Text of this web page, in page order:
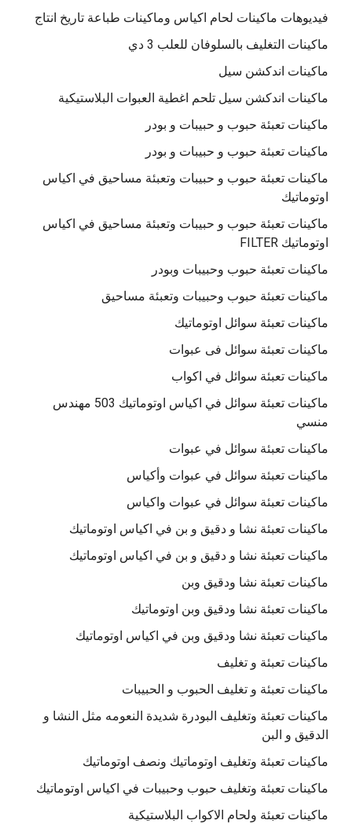
فيديوهات ماكينات لحام اكياس وماكينات طباعة تاريخ انتاج
ماكينات التغليف بالسلوفان للعلب 3 دي
ماكينات اندكشن سيل
ماكينات اندكشن سيل تلحم اغطية العبوات البلاستيكية
ماكينات تعبئة حبوب و حبيبات و بودر
ماكينات تعبئة حبوب و حبيبات و بودر
ماكينات تعبئة حبوب و حبيبات وتعبئة مساحيق في اكياس
اوتوماتيك
ماكينات تعبئة حبوب و حبيبات وتعبئة مساحيق في اكياس
اوتوماتيك FILTER
ماكينات تعبئة حبوب وحبيبات وبودر
ماكينات تعبئة حبوب وحبيبات وتعبئة مساحيق
ماكينات تعبئة سوائل اوتوماتيك
ماكينات تعبئة سوائل فى عبوات
ماكينات تعبئة سوائل في اكواب
ماكينات تعبئة سوائل في اكياس اوتوماتيك 503 مهندس
منسي
ماكينات تعبئة سوائل في عبوات
ماكينات تعبئة سوائل في عبوات وأكياس
ماكينات تعبئة سوائل في عبوات واكياس
ماكينات تعبئة نشا و دقيق و بن في اكياس اوتوماتيك
ماكينات تعبئة نشا و دقيق و بن في اكياس اوتوماتيك
ماكينات تعبئة نشا ودقيق وبن
ماكينات تعبئة نشا ودقيق وبن اوتوماتيك
ماكينات تعبئة نشا ودقيق وبن في اكياس اوتوماتيك
ماكينات تعبئة و تغليف
ماكينات تعبئة و تغليف الحبوب و الحبيبات
ماكينات تعبئة وتغليف البودرة شديدة النعومه مثل النشا و
الدقيق و البن
ماكينات تعبئة وتغليف اوتوماتيك ونصف اوتوماتيك
ماكينات تعبئة وتغليف حبوب وحبيبات في اكياس اوتوماتيك
ماكينات تعبئة ولحام الاكواب البلاستيكية